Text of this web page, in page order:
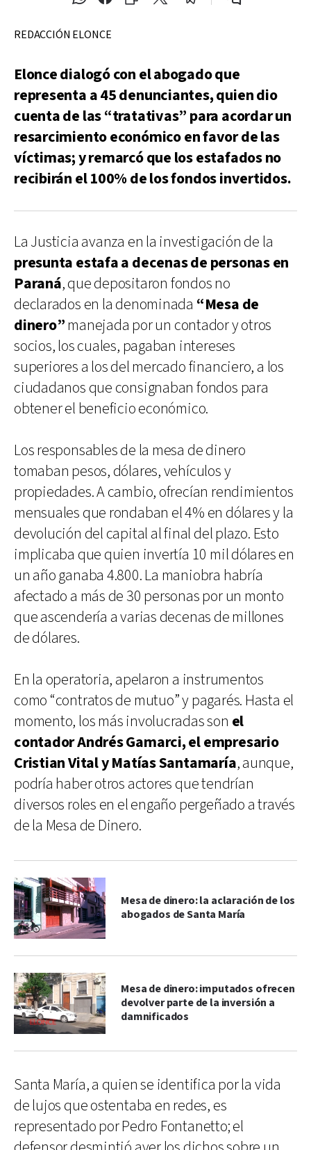
REDACCIÓN ELONCE
Elonce dialogó con el abogado que
representa a 45 denunciantes, quien dio
cuenta de las “tratativas” para acordar un
resarcimiento económico en favor de las
víctimas; y remarcó que los estafados no
recibirán el 100% de los fondos invertidos.
La Justicia avanza en la investigación de la
presunta estafa a decenas de personas en
Paraná, que depositaron fondos no
declarados en la denominada “Mesa de
dinero”manejada por un contador y otros
socios, los cuales, pagaban intereses
superiores a los del mercado financiero, a los
ciudadanos que consignaban fondos para
obtener el beneficio económico.
Los responsables de la mesa de dinero
tomaban pesos, dólares, vehículos y
propiedades. A cambio, ofrecían rendimientos
mensuales que rondaban el 4% en dólares y la
devolución del capital al final del plazo. Esto
implicaba que quien invertía 10 mil dólares en
un año ganaba 4.800. La maniobra habría
afectado a más de 30 personas por un monto
que ascendería a varias decenas de millones
de dólares.
En la operatoria, apelaron a instrumentos
como “contratos de mutuo” y pagarés. Hasta el
momento, los más involucradas son el
contador Andrés Gamarci, el empresario
Cristian Vital y Matías Santamaría, aunque,
podría haber otros actores que tendrían
diversos roles en el engaño pergeñado a través
de la Mesa de Dinero.
Mesa de dinero: la aclaración de los
abogados de Santa María
Mesa de dinero: imputados ofrecen
devolver parte de la inversión a
damnificados
Santa María, a quien se identifica por la vida
de lujos que ostentaba en redes, es
representado por Pedro Fontanetto; el